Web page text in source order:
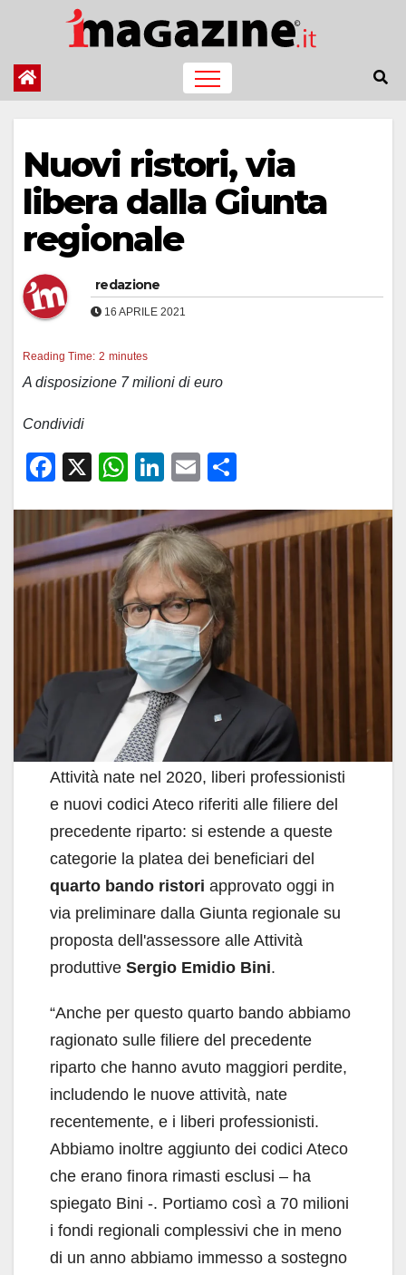
contenuto
Nuovi ristori, via
libera dalla Giunta
regionale
redazione
16 APRILE 2021
Reading Time: 2 minutes
A disposizione 7 milioni di euro
Condividi
F
c
e
b
k
X
W
at
s
A
p
p
Li
k
e
dI
n
E
ail n
di
Attività nate nel 2020, liberi professionisti
e nuovi codici Ateco riferiti alle filiere del
precedente riparto: si estende a queste
categorie la platea dei beneficiari del
quarto bando ristori approvato oggi in
via preliminare dalla Giunta regionale su
proposta dell'assessore alle Attività
produttive Sergio Emidio Bini.
“Anche per questo quarto bando abbiamo
ragionato sulle filiere del precedente
riparto che hanno avuto maggiori perdite,
includendo le nuove attività, nate
recentemente, e i liberi professionisti.
Abbiamo inoltre aggiunto dei codici Ateco
che erano finora rimasti esclusi – ha
spiegato Bini -. Portiamo così a 70 milioni
i fondi regionali complessivi che in meno
di un anno abbiamo immesso a sostegno